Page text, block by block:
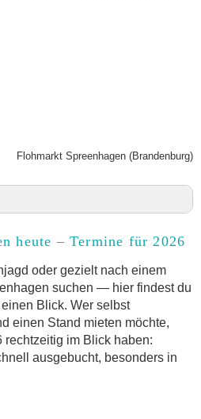
Flohmarkt Spreenhagen (Brandenburg)
Typen gibt es?
für Spreenhagen und
als Alternative zum
heute – Termine für 2026
oder gezielt nach einem
suchen — hier findest du
Blick. Wer selbst
einen Stand mieten möchte,
rechtzeitig im Blick haben:
ausgebucht, besonders in